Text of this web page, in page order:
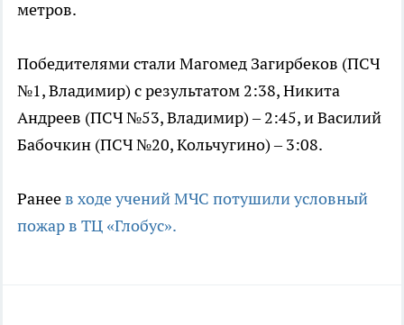
метров.
Победителями стали Магомед Загирбеков (ПСЧ
№1, Владимир) с результатом 2:38, Никита
Андреев (ПСЧ №53, Владимир) – 2:45, и Василий
Бабочкин (ПСЧ №20, Кольчугино) – 3:08.
Ранеев ходе учений МЧС потушили условный
пожар в ТЦ «Глобус».